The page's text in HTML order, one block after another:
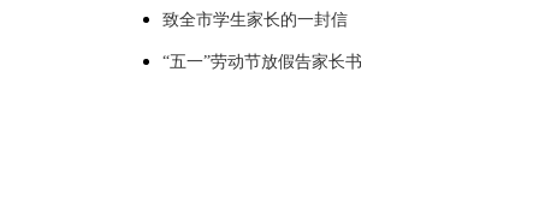
致全市学生家长的一封信
“五一”劳动节放假告家长书